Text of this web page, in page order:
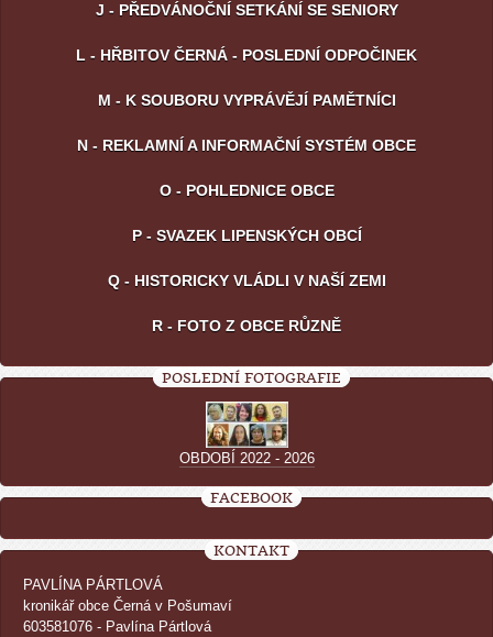
J - PŘEDVÁNOČNÍ SETKÁNÍ SE SENIORY
L - HŘBITOV ČERNÁ - POSLEDNÍ ODPOČINEK
M - K SOUBORU VYPRÁVĚJÍ PAMĚTNÍCI
N - REKLAMNÍ A INFORMAČNÍ SYSTÉM OBCE
O - POHLEDNICE OBCE
P - SVAZEK LIPENSKÝCH OBCÍ
Q - HISTORICKY VLÁDLI V NAŠÍ ZEMI
R - FOTO Z OBCE RŮZNĚ
POSLEDNÍ FOTOGRAFIE
OBDOBÍ 2022 - 2026
FACEBOOK
KONTAKT
PAVLÍNA PÁRTLOVÁ
kronikář obce Černá v Pošumaví
603581076 - Pavlína Pártlová